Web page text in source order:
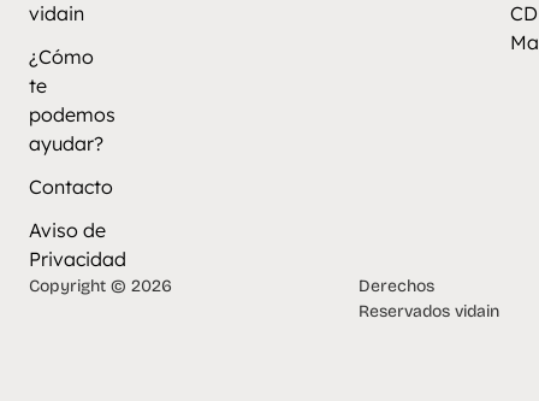
vidain
¿Cómo
te
podemos
ayudar?
Contacto
Aviso de
Privacidad
Copyright © 2026
Derechos
Reservados vidain